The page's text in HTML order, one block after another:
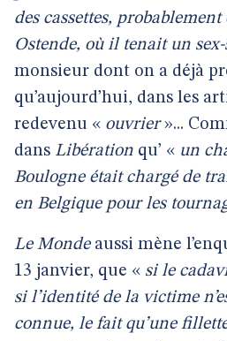
des cassettes,
Ostende, où il tenait un
monsieur dont on a déjà
qu’aujourd’hui, dans les
redevenu « ouvrier»...
dans Libération qu’ « un
Boulogne était chargé de
en Belgique pour les
Le Mondeaussi mène
13 janvier, que « si le
si l’identité de la victime
connue, le fait qu’une